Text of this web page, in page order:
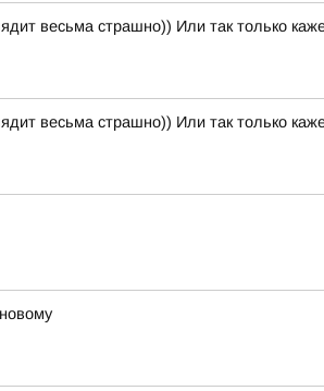
весьма страшно)) Или так только
весьма страшно)) Или так только